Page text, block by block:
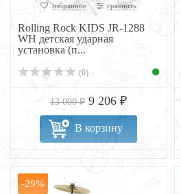
избранное сравнить
Rolling Rock KIDS JR-1288
WH детская ударная
установка (п...
(0)
13 000 ₽ 9 206 ₽
В корзину
-29%